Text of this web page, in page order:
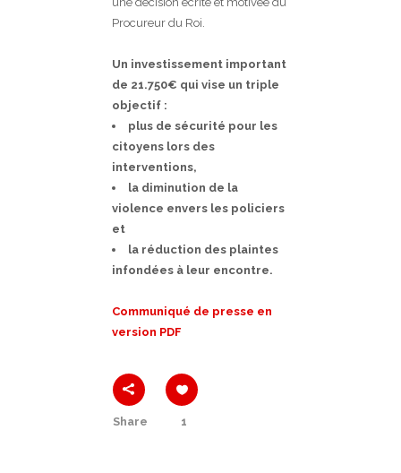
Procureur du Roi.
Un investissement important
de 21.750€ qui vise un triple
objectif :
plus de sécurité pour les
citoyens lors des
interventions,
la diminution de la
violence envers les policiers
et
la réduction des plaintes
infondées à leur encontre.
Communiqué de presse en
version PDF
Share 1